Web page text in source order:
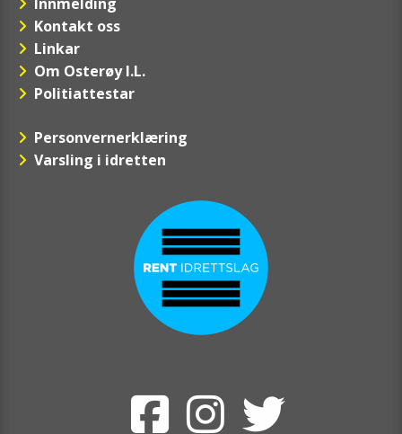
Kontakt oss
Linkar
Om Osterøy I.L.
Politiattestar
Personvernerklæring
Varsling i idretten